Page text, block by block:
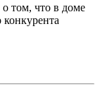
том, что в доме